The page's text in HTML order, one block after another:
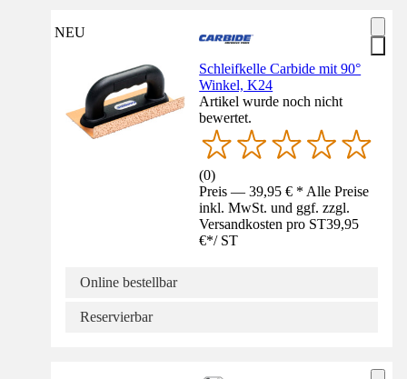
NEU
Schleifkelle Carbide mit 90°
Winkel, K24
Artikel wurde noch nicht
bewertet.
(0)
Preis — 39,95 € * Alle Preise
inkl. MwSt. und ggf. zzgl.
Versandkosten pro ST39,95
€*/ ST
Online bestellbar
Reservierbar